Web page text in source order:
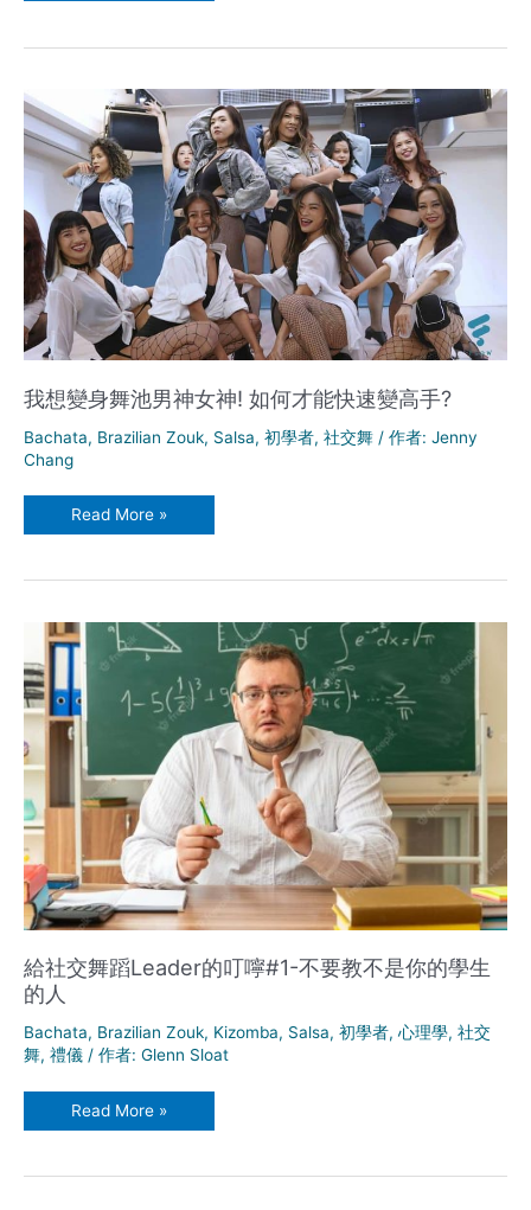
framework
我想變身舞池男神女神! 如何才能快速變高手?
Bachata, Brazilian Zouk, Salsa, 初學者, 社交舞 / 作者: Jenny
Chang
我
神
女
神!
如
才
能
快
速
變
高
Read More »
給社交舞蹈Leader的叮嚀#1-不要教不是你的學生
的人
Bachata, Brazilian Zouk, Kizomba, Salsa, 初學者, 心理學, 社交
舞, 禮儀 / 作者: Glenn Sloat
給
Read More »